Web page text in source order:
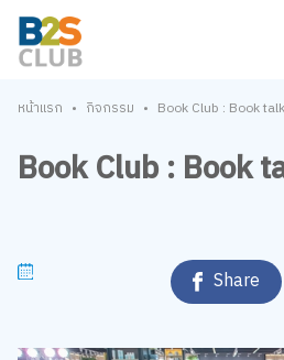
หน้าแรก • กิจกรรม • Book Club : Book
Book Club : Book
Share